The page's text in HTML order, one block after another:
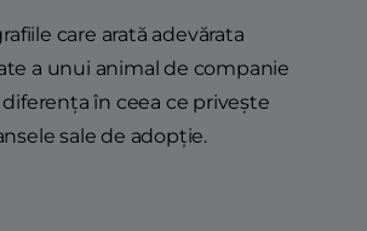
care arată adevărata
a unui animal de companie
în ceea ce privește
sale de adopție.